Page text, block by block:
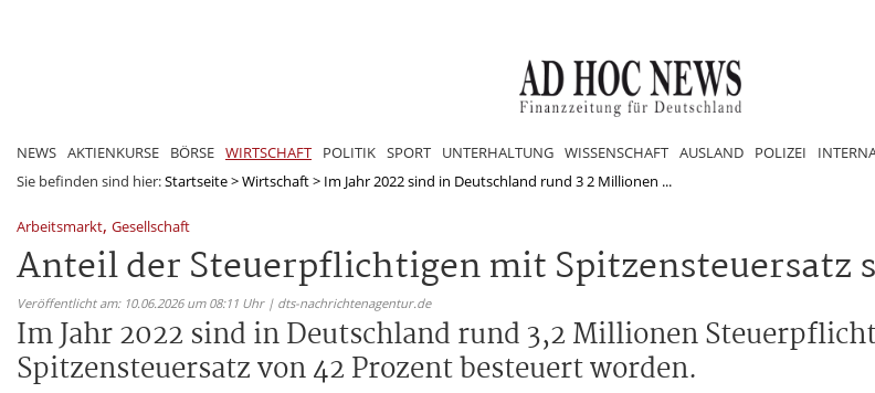
NEWS AKTIENKURSE BÖRSE WIRTSCHAFT POLITIK SPORT UNTERHALTUNG WISSENSCHAFT AUSLAND POLIZEI
Sie befinden sind hier:Startseite>Wirtschaft> Im Jahr 2022 sind in Deutschland rund 3 2 Millionen ...
Arbeitsmarkt, Gesellschaft
Anteil der Steuerpflichtigen mit Spitzensteuersatz
Veröffentlicht am: 10.06.2026 um 08:11 Uhr | dts-nachrichtenagentur.de
Im Jahr 2022 sind in Deutschland rund 3,2 Millionen
Spitzensteuersatz von 42 Prozent besteuert worden.